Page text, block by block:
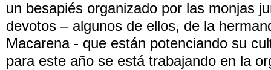
un besapiés organizado por las monjas
devotos – algunos de ellos, de la
Macarena - que están potenciando su
para este año se está trabajando en la